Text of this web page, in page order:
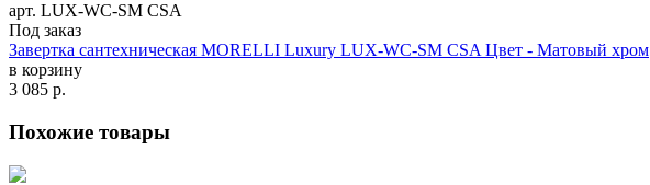
арт. LUX-WC-SM CSA
Под заказ
Завертка сантехническая MORELLI Luxury LUX-WC-SM CSA Цвет - Матовый хром
в корзину
3 085 р.
Похожие товары